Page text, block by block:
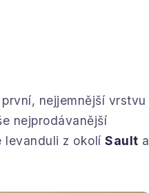
nejjemnější vrstvu
nejprodávanější
levanduli z okolí Sault a